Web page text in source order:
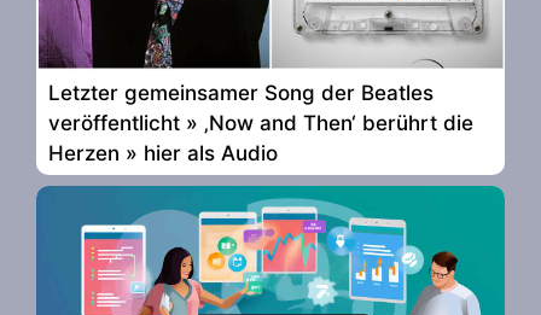
Letzter gemeinsamer Song der Beatles
veröffentlicht » ‚Now and Then‘ berührt die
Herzen » hier als Audio